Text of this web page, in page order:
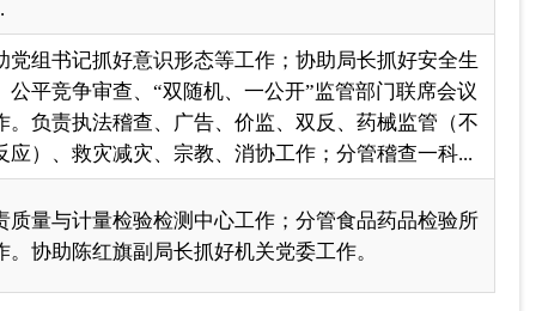
各县（市）网站 媒体
地州市政府 区政府部门
省区市政府 国家部委局